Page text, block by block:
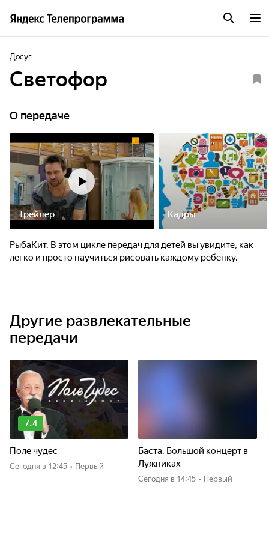
Досуг
Светофор
О передаче
Трейлер Кадры
РыбаКит. В этом цикле передач для детей вы увидите, как
легко и просто научиться рисовать каждому ребенку.
Другие развлекательные
передачи
7.4
Поле чудес
Сегодня в 12:45 • Первый
Баста. Большой концерт в
Лужниках
Сегодня в 14:45 • Первый